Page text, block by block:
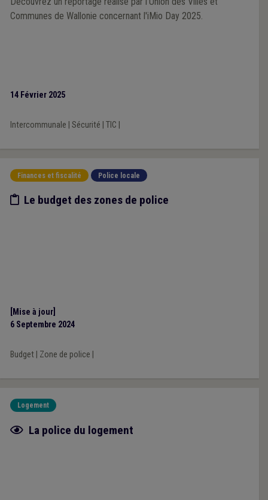
Communes de Wallonie concernant l'iMio Day 2025.
14 Février 2025
Intercommunale Sécurité TIC
Finances et fiscalité Police locale
Etude/chiffres
Le budget des zones de police
[Mise à jour]
6 Septembre 2024
Budget| Zone de police
Logement
Fiche focus
La police du logement